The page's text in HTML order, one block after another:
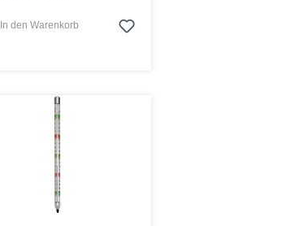
In den Warenkorb